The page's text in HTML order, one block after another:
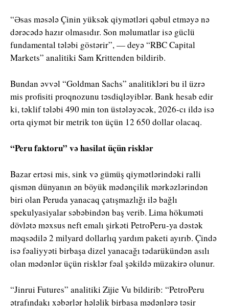
“Əsas məsələ Çinin yüksək qiymətləri qəbul etməyə nə
dərəcədə hazır olmasıdır. Son məlumatlar isə güclü
fundamental tələbi göstərir”, — deyə “RBC Capital
Markets” analitiki Sam Krittenden bildirib.
Bundan əvvəl “Goldman Sachs” analitikləri bu il üzrə
mis profisiti proqnozunu təsdiqləyiblər. Bank hesab edir
ki, təklif tələbi 490 min ton üstələyəcək, 2026-cı ildə isə
orta qiymət bir metrik ton üçün 12 650 dollar olacaq.
“Peru faktoru” və hasilat üçün risklər
Bazar ertəsi mis, sink və gümüş qiymətlərindəki ralli
qismən dünyanın ən böyük mədənçilik mərkəzlərindən
biri olan Peruda yanacaq çatışmazlığı ilə bağlı
spekulyasiyalar səbəbindən baş verib. Lima hökuməti
dövlətə məxsus neft emalı şirkəti PetroPeru-ya dəstək
məqsədilə 2 milyard dollarlıq yardım paketi ayırıb. Çində
isə fəaliyyəti birbaşa dizel yanacağı tədarükündən asılı
olan mədənlər üçün risklər fəal şəkildə müzakirə olunur.
“Jinrui Futures” analitiki Zijie Vu bildirib: “PetroPeru
ətrafındakı xəbərlər hələlik birbaşa mədənlərə təsir